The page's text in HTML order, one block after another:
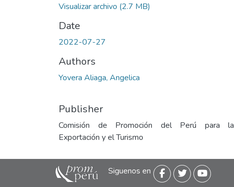
Visualizar archivo (2.7 MB)
Date
2022-07-27
Authors
Yovera Aliaga, Angelica
Publisher
Comisión de Promoción del Perú para la
Exportación y el Turismo
Siguenos en